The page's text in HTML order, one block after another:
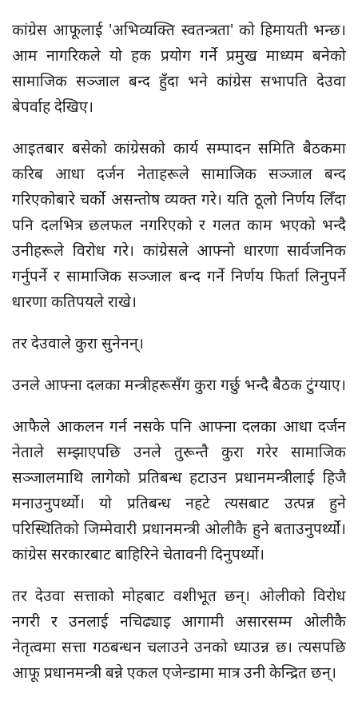
कांग्रेस आफूलाई 'अभिव्यक्ति स्वतन्त्रता' को हिमायती भन्छ।
आम नागरिकले यो हक प्रयोग गर्ने प्रमुख माध्यम बनेको
सामाजिक सञ्जाल बन्द हुँदा भने कांग्रेस सभापति देउवा
बेपर्वाह देखिए।
आइतबार बसेको कांग्रेसको कार्य सम्पादन समिति बैठकमा
करिब आधा दर्जन नेताहरूले सामाजिक सञ्जाल बन्द
गरिएकोबारे चर्को असन्तोष व्यक्त गरे। यति ठूलो निर्णय लिँदा
पनि दलभित्र छलफल नगरिएको र गलत काम भएको भन्दै
उनीहरूले विरोध गरे। कांग्रेसले आफ्नो धारणा सार्वजनिक
गर्नुपर्ने र सामाजिक सञ्जाल बन्द गर्ने निर्णय फिर्ता लिनुपर्ने
धारणा कतिपयले राखे।
तर देउवाले कुरा सुनेनन्।
उनले आफ्ना दलका मन्त्रीहरूसँग कुरा गर्छु भन्दै बैठक टुंग्याए।
आफैले आकलन गर्न नसके पनि आफ्ना दलका आधा दर्जन
नेताले सम्झाएपछि उनले तुरून्तै कुरा गरेर सामाजिक
सञ्जालमाथि लागेको प्रतिबन्ध हटाउन प्रधानमन्त्रीलाई हिजै
मनाउनुपर्थ्यो। यो प्रतिबन्ध नहटे त्यसबाट उत्पन्न हुने
परिस्थितिको जिम्मेवारी प्रधानमन्त्री ओलीकै हुने बताउनुपर्थ्यो।
कांग्रेस सरकारबाट बाहिरिने चेतावनी दिनुपर्थ्यो।
तर देउवा सत्ताको मोहबाट वशीभूत छन्। ओलीको विरोध
नगरी र उनलाई नचिढ्याइ आगामी असारसम्म ओलीकै
नेतृत्वमा सत्ता गठबन्धन चलाउने उनको ध्याउन्न छ। त्यसपछि
आफू प्रधानमन्त्री बन्ने एकल एजेन्डामा मात्र उनी केन्द्रित छन्।